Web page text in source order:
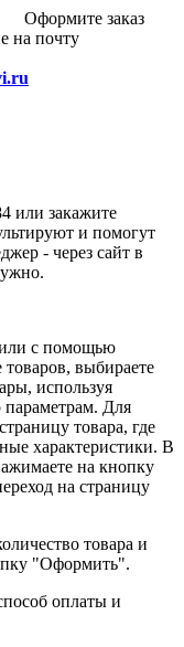
заказ
почту
24 или
или закажите
и помогут
- через сайт в
или с помощью
выбираете
используя
Для
товара, где
характеристики. В
на кнопку
на страницу
товара и
"Оформить".
оплаты и